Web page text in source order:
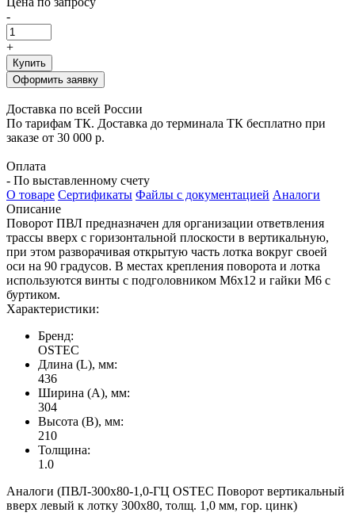
-
+
Купить
Оформить заявку
Доставка по всей России
По тарифам ТК. Доставка до терминала ТК бесплатно при
заказе от 30 000 р.
Оплата
- По выставленному счету
О товаре Сертификаты Файлы с документацией Аналоги
Описание
Поворот ПВЛ предназначен для организации ответвления
трассы вверх с горизонтальной плоскости в вертикальную,
при этом разворачивая открытую часть лотка вокруг своей
оси на 90 градусов. В местах крепления поворота и лотка
используются винты с подголовником М6х12 и гайки М6 с
буртиком.
Характеристики:
Бренд:
OSTEC
Длина (L), мм:
436
Ширина (А), мм:
304
Высота (В), мм:
210
Толщина:
1.0
Аналоги (ПВЛ-300х80-1,0-ГЦ OSTEC Поворот вертикальный
вверх левый к лотку 300х80, толщ. 1,0 мм, гор. цинк)